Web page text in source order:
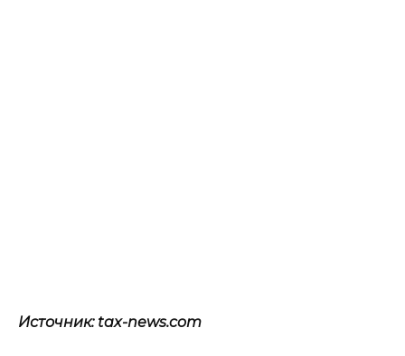
Источник: tax-news.com